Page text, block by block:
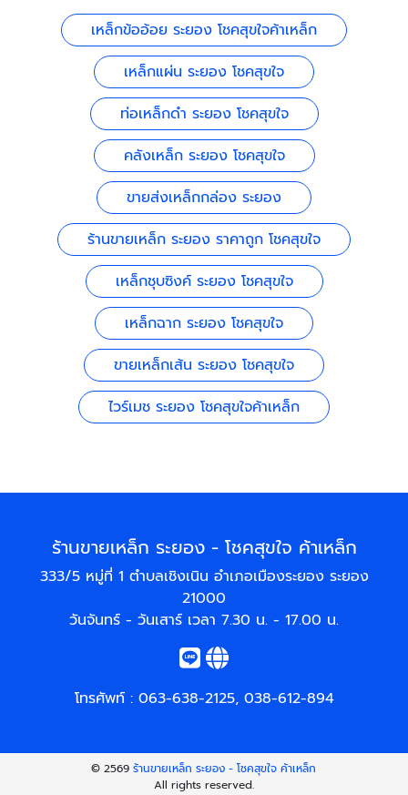
เหล็กข้ออ้อย ระยอง โชคสุขใจค้าเหล็ก
เหล็กแผ่น ระยอง โชคสุขใจ
ท่อเหล็กดำ ระยอง โชคสุขใจ
คลังเหล็ก ระยอง โชคสุขใจ
ขายส่งเหล็กกล่อง ระยอง
ร้านขายเหล็ก ระยอง ราคาถูก โชคสุขใจ
เหล็กชุบซิงค์ ระยอง โชคสุขใจ
เหล็กฉาก ระยอง โชคสุขใจ
ขายเหล็กเส้น ระยอง โชคสุขใจ
ไวร์เมช ระยอง โชคสุขใจค้าเหล็ก
ร้านขายเหล็ก ระยอง - โชคสุขใจ ค้าเหล็ก
333/5 หมู่ที่ 1 ตำบลเชิงเนิน อำเภอเมืองระยอง ระยอง
21000
วันจันทร์ - วันเสาร์ เวลา 7.30 น. - 17.00 น.
โทรศัพท์ : 063-638-2125, 038-612-894
© 2569ร้านขายเหล็ก ระยอง - โชคสุขใจ ค้าเหล็ก
All rights reserved.